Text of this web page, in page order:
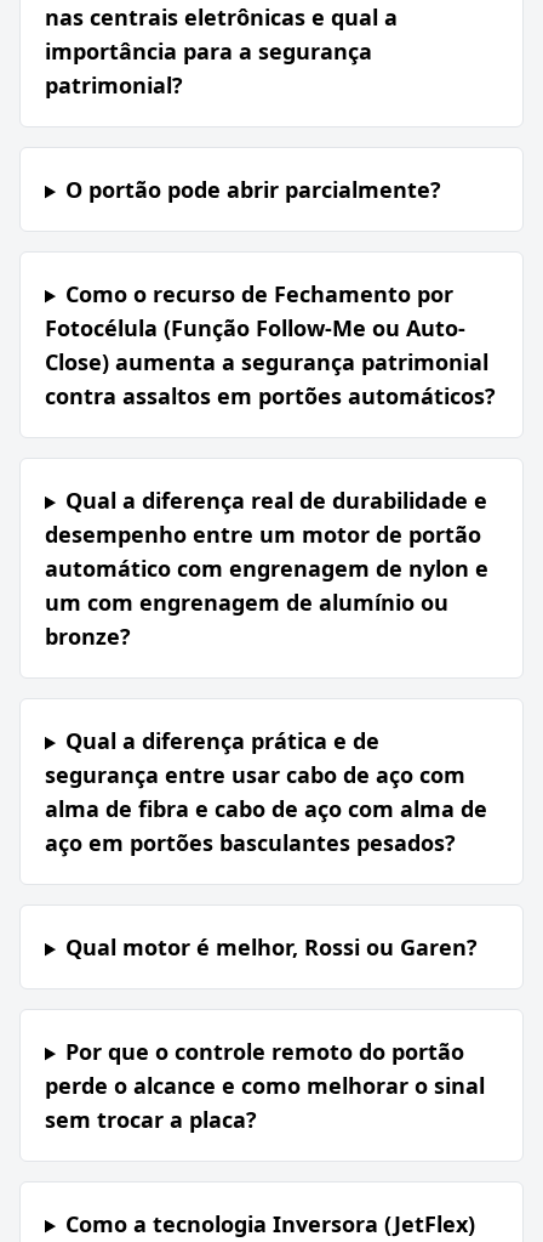
nas centrais eletrônicas e qual a
importância para a segurança
patrimonial?
O portão pode abrir parcialmente?
Como o recurso de Fechamento por
Fotocélula (Função Follow-Me ou Auto-
Close) aumenta a segurança patrimonial
contra assaltos em portões automáticos?
Qual a diferença real de durabilidade e
desempenho entre um motor de portão
automático com engrenagem de nylon e
um com engrenagem de alumínio ou
bronze?
Qual a diferença prática e de
segurança entre usar cabo de aço com
alma de fibra e cabo de aço com alma de
aço em portões basculantes pesados?
Qual motor é melhor, Rossi ou Garen?
Por que o controle remoto do portão
perde o alcance e como melhorar o sinal
sem trocar a placa?
Como a tecnologia Inversora (JetFlex)